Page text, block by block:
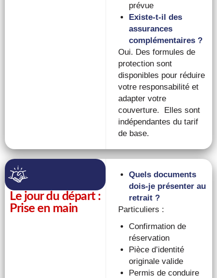
prévue
Existe-t-il des
assurances
complémentaires ?
Oui. Des formules de
protection sont
disponibles pour réduire
votre responsabilité et
adapter votre
couverture.
Elles sont
indépendantes du tarif
de base.
Le jour du départ :
Prise en main
Quels documents
dois-je présenter au
retrait ?
Particuliers :
Confirmation de
réservation
Pièce d’identité
originale valide
Permis de conduire